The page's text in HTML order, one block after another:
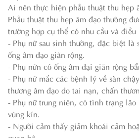
Ai nên thực hiện phẫu thuật thu hẹp
Phẫu thuật thu hẹp âm đạo thường
trường hợp cụ thể có nhu cầu và
- Phụ nữ sau sinh thường, đặc biệt
ống âm đạo giãn rộng.
- Phụ nữn có ống âm đại giãn rộng
- Phụ nữ mắc các bệnh lý về sàn
thương âm đạo do tai nạn, chấn
- Phụ nữ trung niên, có tình trạng lão
vùng kín.
- Người cảm thấy giảm khoái cảm